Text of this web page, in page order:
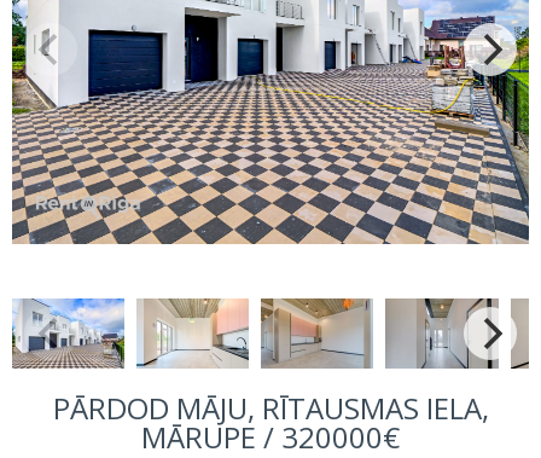
PĀRDOD MĀJU, RĪTAUSMAS IELA,
MĀRUPE / 320000€